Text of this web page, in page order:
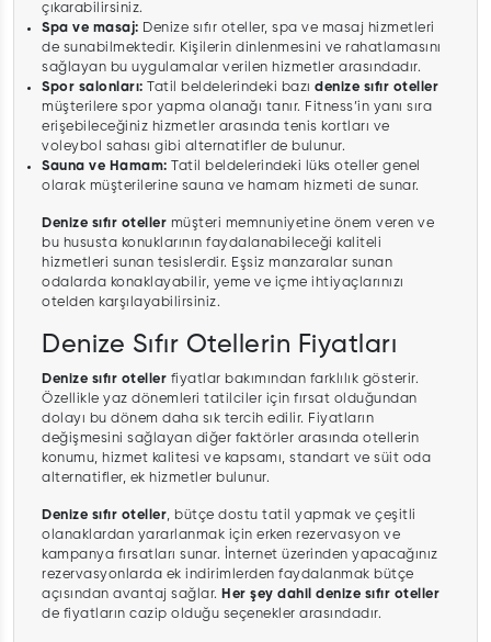
çıkarabilirsiniz.
Spa ve masaj: Denize sıfır oteller, spa ve masaj hizmetleri
de sunabilmektedir. Kişilerin dinlenmesini ve rahatlamasını
sağlayan bu uygulamalar verilen hizmetler arasındadır.
Spor salonları: Tatil beldelerindeki bazı denize sıfır oteller
müşterilere spor yapma olanağı tanır. Fitness’in yanı sıra
erişebileceğiniz hizmetler arasında tenis kortları ve
voleybol sahası gibi alternatifler de bulunur.
Sauna ve Hamam: Tatil beldelerindeki lüks oteller genel
olarak müşterilerine sauna ve hamam hizmeti de sunar.
Denize sıfır oteller müşteri memnuniyetine önem veren ve
bu hususta konuklarının faydalanabileceği kaliteli
hizmetleri sunan tesislerdir. Eşsiz manzaralar sunan
odalarda konaklayabilir, yeme ve içme ihtiyaçlarınızı
otelden karşılayabilirsiniz.
Denize Sıfır Otellerin Fiyatları
Denize sıfır oteller fiyatlar bakımından farklılık gösterir.
Özellikle yaz dönemleri tatilciler için fırsat olduğundan
dolayı bu dönem daha sık tercih edilir. Fiyatların
değişmesini sağlayan diğer faktörler arasında otellerin
konumu, hizmet kalitesi ve kapsamı, standart ve süit oda
alternatifler, ek hizmetler bulunur.
Denize sıfır oteller, bütçe dostu tatil yapmak ve çeşitli
olanaklardan yararlanmak için erken rezervasyon ve
kampanya fırsatları sunar. İnternet üzerinden yapacağınız
rezervasyonlarda ek indirimlerden faydalanmak bütçe
açısından avantaj sağlar. Her şey dahil denize sıfır oteller
de fiyatların cazip olduğu seçenekler arasındadır.